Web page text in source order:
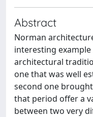
Abstract
Norman
interesting
architectural
one that was well
second one
that period offer a
between two very